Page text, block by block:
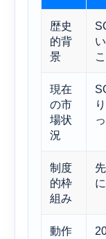
歴史
的背
景
現在
の市
場状
況
制度
的枠
組み
動作